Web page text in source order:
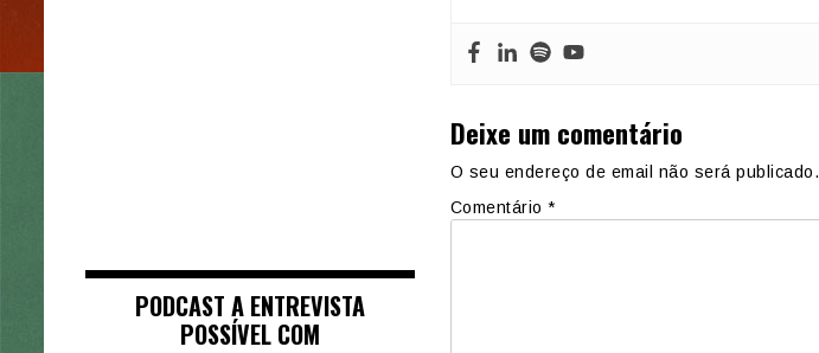
Deixe um comentário
O seu endereço de email não será publicado.
Comentário *
PODCAST A ENTREVISTA
POSSÍVEL COM